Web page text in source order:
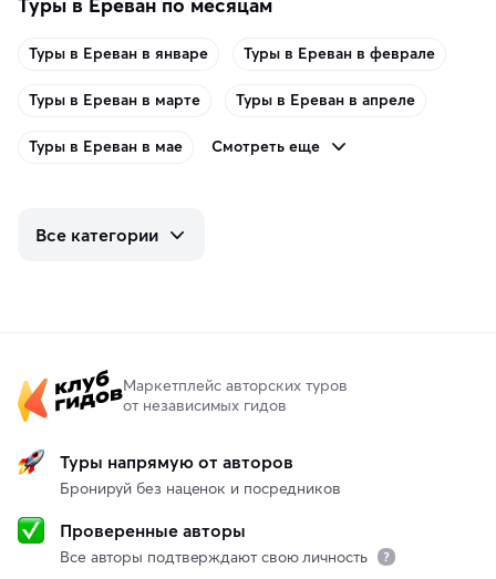
Туры в Ереван в январе Туры в Ереван в феврале
Туры в Ереван в марте Туры в Ереван в апреле
Туры в Ереван в мае Смотреть еще
Все категории
Маркетплейс авторских туров
от независимых гидов
Туры напрямую от авторов
Бронируй без наценок и посредников
Проверенные авторы
Все авторы подтверждают свою личность